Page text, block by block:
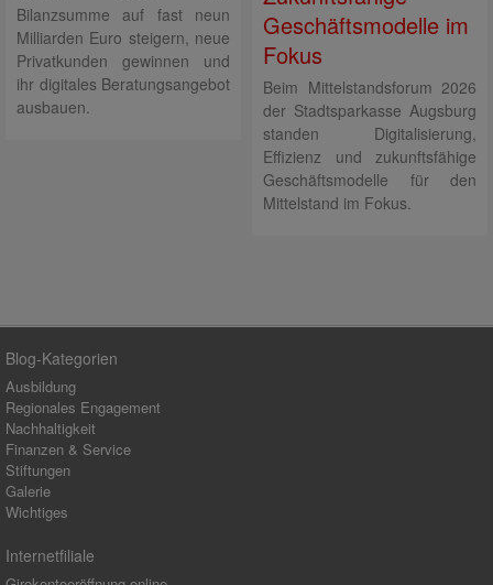
Bilanzsumme auf fast neun
Milliarden Euro steigern, neue
Privatkunden gewinnen und
ihr digitales Beratungsangebot
ausbauen.
Geschäftsmodelle im
Fokus
Beim Mittelstandsforum 2026
der Stadtsparkasse Augsburg
standen Digitalisierung,
Effizienz und zukunftsfähige
Geschäftsmodelle für den
Mittelstand im Fokus.
Blog-Kategorien
Ausbildung
Regionales Engagement
Nachhaltigkeit
Finanzen & Service
Stiftungen
Galerie
Wichtiges
Internetfiliale